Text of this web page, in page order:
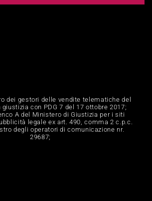
dei gestori delle vendite telematiche del
con PDG 7 del 17 ottobre 2017;
A del Ministero di Giustizia per i siti
legale ex art. 490, comma 2 c.p.c.
degli operatori di comunicazione nr.
29687;